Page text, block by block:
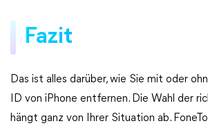
Fazit
Das ist alles darüber, wie Sie mit oder
ID von iPhone entfernen. Die Wahl der
hängt ganz von Ihrer Situation ab.